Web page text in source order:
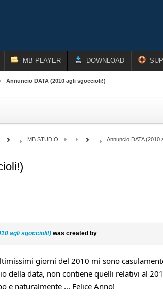
MB PLAYER DOWNLOAD
Annuncio DATA (2010 agli sgoccioli!)
MB STUDIO Annuncio DATA (2010
agli sgoccioli!)was created by
giorni del 2010 mi sono
della data, non contiene quelli relativi al
e naturalmente ... Felice Anno!